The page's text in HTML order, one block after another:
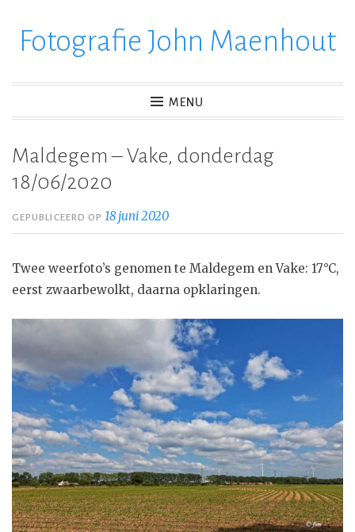
verderFotografie John Maenhout
MENU
Maldegem – Vake, donderdag
18/06/2020
GEPUBLICEERD OP18 juni 2020
Twee weerfoto’s genomen te Maldegem en Vake: 17°C,
eerst zwaarbewolkt, daarna opklaringen.